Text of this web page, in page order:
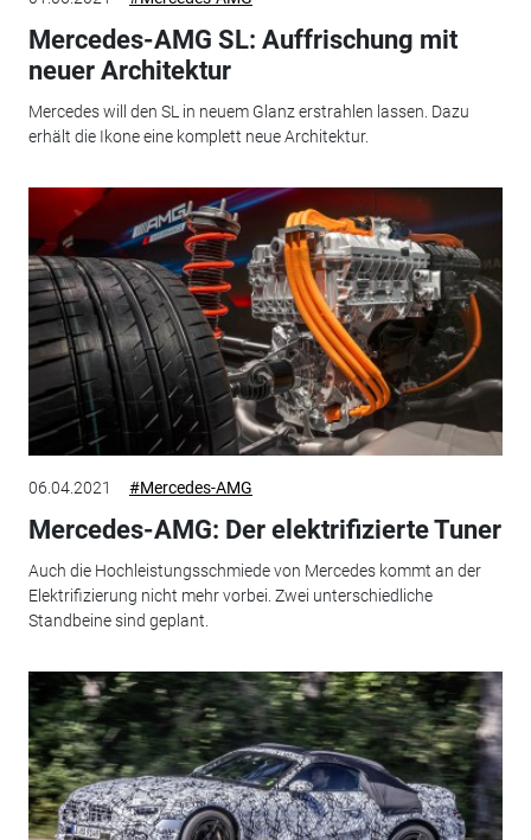
Mercedes-AMG SL: Auffrischung mit
neuer Architektur
Mercedes will den SL in neuem Glanz erstrahlen lassen. Dazu
erhält die Ikone eine komplett neue Architektur.
06.04.2021 #Mercedes-AMG
Mercedes-AMG: Der elektrifizierte Tuner
Auch die Hochleistungsschmiede von Mercedes kommt an der
Elektrifizierung nicht mehr vorbei. Zwei unterschiedliche
Standbeine sind geplant.